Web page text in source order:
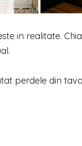
in realitate.
perdele din